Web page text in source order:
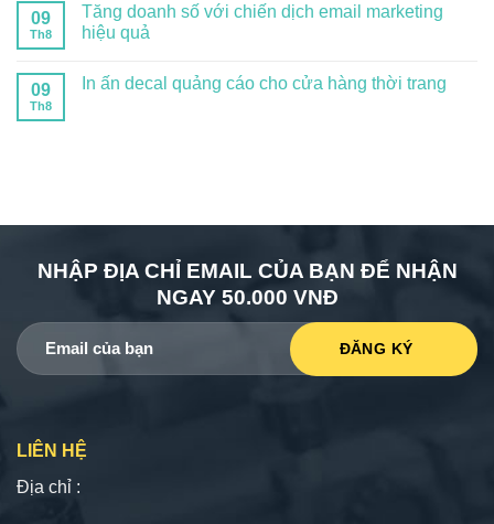
09
Th8
Tăng doanh số với chiến dịch email marketing
hiệu quả
09
Th8
In ấn decal quảng cáo cho cửa hàng thời trang
NHẬP ĐỊA CHỈ EMAIL CỦA BẠN ĐỂ NHẬN
NGAY 50.000 VNĐ
LIÊN HỆ
Địa chỉ :